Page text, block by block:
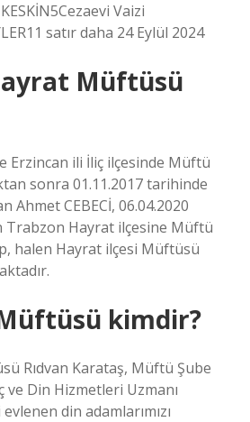
Vaizi
satır daha 24 Eylül 2024
Müftüsü
Erzincan ili İliç ilçesinde Müftü
sonra 01.11.2017 tarihinde
CEBECİ, 06.04.2020
Hayrat ilçesine Müftü
halen Hayrat ilçesi Müftüsü
kimdir?
Rıdvan Karataş, Müftü Şube
ve Din Hizmetleri Uzmanı
din adamlarımızı